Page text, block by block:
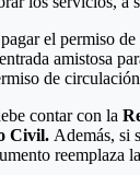
el permiso
amistosa
de
contar con la
Civil. Además, si
reemplaza